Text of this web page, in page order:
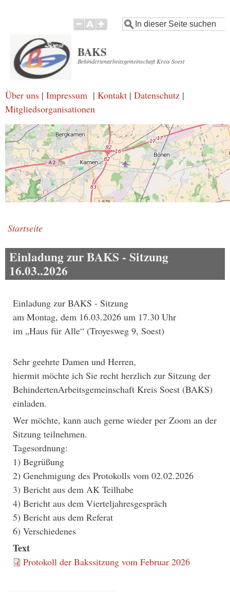
Suche
BAKS
Behindertenarbeitsgemeinschaft Kreis Soest
Über uns | Impressum | Kontakt | Datenschutz |
Mitgliedsorganisationen
Startseite
Einladung zur BAKS - Sitzung
16.03..2026
Einladung zur BAKS - Sitzung
am Montag, dem 16.03.2026 um 17.30 Uhr
im „Haus für Alle“ (Troyesweg 9, Soest)
Sehr geehrte Damen und Herren,
hiermit möchte ich Sie recht herzlich zur Sitzung der
BehindertenArbeitsgemeinschaft Kreis Soest (BAKS)
einladen.
Wer möchte, kann auch gerne wieder per Zoom an der
Sitzung teilnehmen.
Tagesordnung:
1) Begrüßung
2) Genehmigung des Protokolls vom 02.02.2026
3) Bericht aus dem AK Teilhabe
4) Bericht aus dem Vierteljahresgespräch
5) Bericht aus dem Referat
6) Verschiedenes
Text
Protokoll der Bakssitzung vom Februar 2026